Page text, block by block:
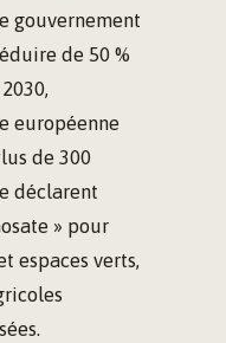
gouvernement
de 50 %
européenne
de 300
déclarent
» pour
espaces verts,